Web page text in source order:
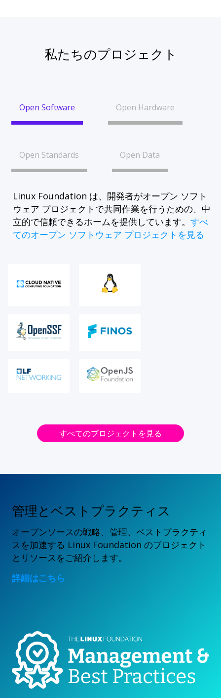
私たちのプロジェクト
Open Software Open Hardware
Open Standards Open Data
Linux Foundation は、開発者がオープン ソフト
ウェア プロジェクトで共同作業を行うための、中
立的で信頼できるホームを提供しています。 すべ
てのオープン ソフトウェア プロジェクトを見る
すべてのプロジェクトを見る
管理とベストプラクティス
オープンソースの戦略、管理、ベストプラクティ
スを加速する Linux Foundation のプロジェクト
とリソースをご紹介します。
詳細はこちら